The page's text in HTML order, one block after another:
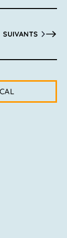
ACTIVITÉS
SUIVANTS